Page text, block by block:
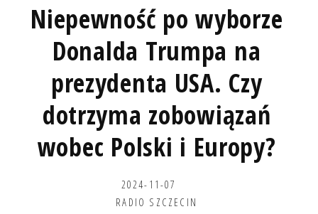
Niepewność po wyborze
Donalda Trumpa na
prezydenta USA. Czy
dotrzyma zobowiązań
wobec Polski i Europy?
2024-11-07
RADIO SZCZECIN